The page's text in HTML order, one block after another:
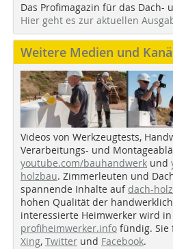
Das Profimagazin für das Dach-
Hier geht es zur aktuellen
Weitere Medien und
Videos von Werkzeugtests,
Verarbeitungs- und
youtube.com/bauhandwerk und
holzbau. Zimmerleuten und
spannende Inhalte auf dach-
hohen Qualität der
interessierte Heimwerker wird
profiheimwerker.info fündig. Sie
Xing, Twitter und Facebook.